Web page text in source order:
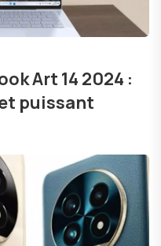
Art 14 2024 :
puissant